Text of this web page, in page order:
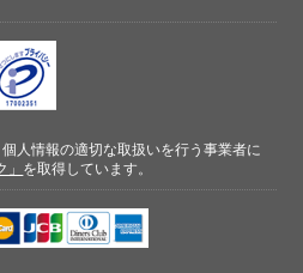
人情報の適切な取扱いを行う事業者に
を取得しています。